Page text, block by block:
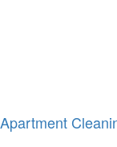
Apartment